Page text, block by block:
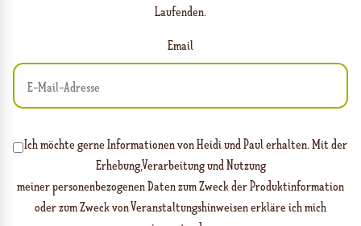
Laufenden.
Email
Ich möchte gerne Informationen von Heidi und Paul erhalten. Mit der
Erhebung,Verarbeitung und Nutzung
meiner personenbezogenen Daten zum Zweck der Produktinformation
oder zum Zweck von Veranstaltungshinweisen erkläre ich mich